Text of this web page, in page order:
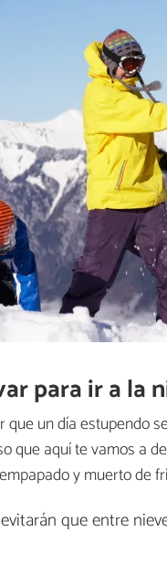
para ir a la
un día estupendo
que aquí te vamos a
y muerto de
que entre